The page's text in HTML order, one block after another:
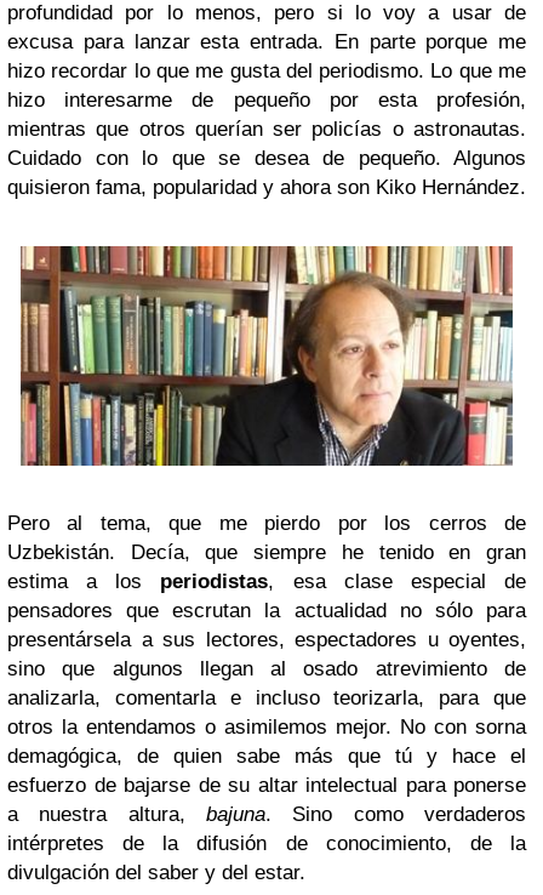
profundidad por lo menos, pero si lo voy a usar de
excusa para lanzar esta entrada. En parte porque me
hizo recordar lo que me gusta del periodismo. Lo que me
hizo interesarme de pequeño por esta profesión,
mientras que otros querían ser policías o astronautas.
Cuidado con lo que se desea de pequeño. Algunos
quisieron fama, popularidad y ahora son Kiko Hernández.
Pero al tema, que me pierdo por los cerros de
Uzbekistán. Decía, que siempre he tenido en gran
estima a los periodistas, esa clase especial de
pensadores que escrutan la actualidad no sólo para
presentársela a sus lectores, espectadores u oyentes,
sino que algunos llegan al osado atrevimiento de
analizarla, comentarla e incluso teorizarla, para que
otros la entendamos o asimilemos mejor. No con sorna
demagógica, de quien sabe más que tú y hace el
esfuerzo de bajarse de su altar intelectual para ponerse
a nuestra altura, bajuna. Sino como verdaderos
intérpretes de la difusión de conocimiento, de la
divulgación del saber y del estar.